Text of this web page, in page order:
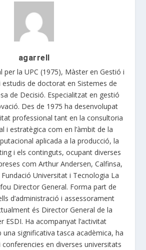
agarrell
per la UPC (1975), Màster en Gestió i
de doctorat en Sistemes de
de Decisió. Especialitzat en gestió
Des de 1975 ha desenvolupat
professional tant en la consultoria
i estratègica com en l’àmbit de la
aplicada a la producció, la
i els continguts, ocupant diverses
com Arthur Andersen, Calfinsa,
Fundació Universitat i Tecnologia La
Director General. Forma part de
d’administració i assessorament
és Director General de la
ESDI. Ha acompanyat l’activitat
significativa tasca acadèmica, ha
en diverses universitats